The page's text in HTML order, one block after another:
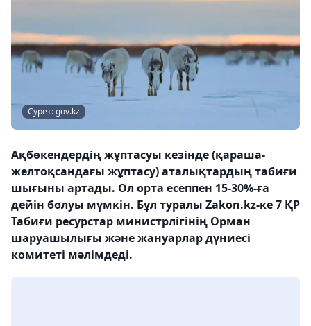
Сурет: gov.kz
Ақбөкендердің жұптасуы кезінде (қараша-
желтоқсандағы жұптасу) аталықтардың табиғи
шығыны артады. Ол орта есеппен 15-30%-ға
дейін болуы мүмкін. Бұл туралы Zakon.kz-ке 7 ҚР
Табиғи ресурстар министрлігінің Орман
шаруашылығы және жануарлар дүниесі
комитеті мәлімдеді.